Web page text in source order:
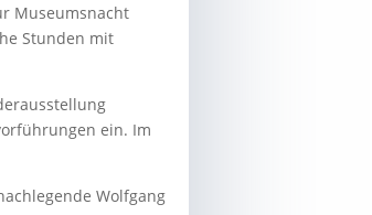
Museumsnacht
Stunden mit
ein. Im
Wolfgang